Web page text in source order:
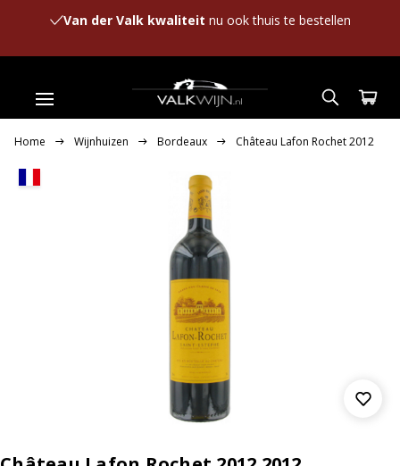
Van der Valk kwaliteit nu ook thuis te bestellen
Home Wijnhuizen Bordeaux Château Lafon Rochet 2012